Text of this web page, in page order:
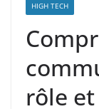
HIGH TECH
rôle